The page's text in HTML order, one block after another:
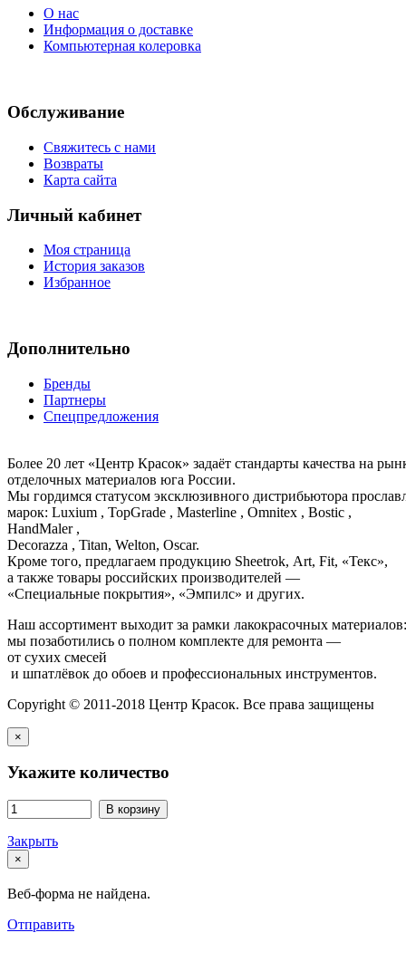
О нас
Информация о доставке
Компьютерная колеровка
Обслуживание
Свяжитесь с нами
Возвраты
Карта сайта
Личный кабинет
Моя страница
История заказов
Избранное
Дополнительно
Бренды
Партнеры
Спецпредложения
Более 20 лет «Центр Красок» задаёт стандарты качества на
отделочных материалов юга России.
Мы гордимся статусом эксклюзивного дистрибьютора
марок: Luxium , TopGrade , Masterline , Omnitex , Bostic ,
HandMaler ,
Decorazza , Titan, Welton, Oscar.
Кроме того, предлагаем продукцию Sheetrok, Art, Fit, «Текс»,
а также товары российских производителей —
«Специальные покрытия», «Эмпилс» и других.
Наш ассортимент выходит за рамки лакокрасочных
мы позаботились о полном комплекте для ремонта —
от сухих смесей
и шпатлёвок до обоев и профессиональных инструментов.
Copyright © 2011-2018 Центр Красок. Все права защищены
×
Укажите количество
В корзину
Закрыть
×
Веб-форма не найдена.
Отправить